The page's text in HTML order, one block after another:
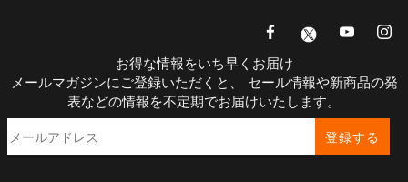
お得な情報をいち早くお届け
メールマガジンにご登録いただくと、 セール情報や新商品の発
表などの情報を不定期でお届けいたします。
登録する